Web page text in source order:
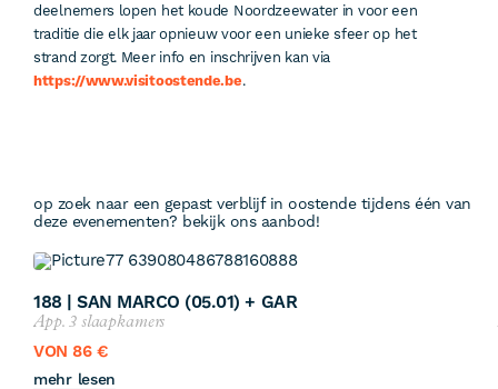
deelnemers lopen het koude Noordzeewater in voor een
traditie die elk jaar opnieuw voor een unieke sfeer op het
strand zorgt. Meer info en inschrijven kan via
https://www.visitoostende.be.
op zoek naar een gepast verblijf in oostende tijdens één van
deze evenementen? bekijk ons aanbod!
188 | SAN MARCO (05.01) + GAR
App. 3 slaapkamers
VON 86 €
mehr lesen